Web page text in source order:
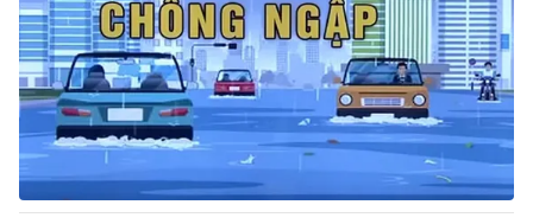
Thế giới
Tin tức
Thế giới đó đây
Câu chuyện quốc tế
Kinh tế
Tài chính
Thị trường
Dữ liệu và đời sống